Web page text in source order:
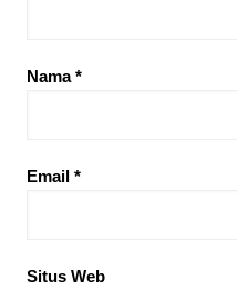
Nama*
Email *
Situs Web